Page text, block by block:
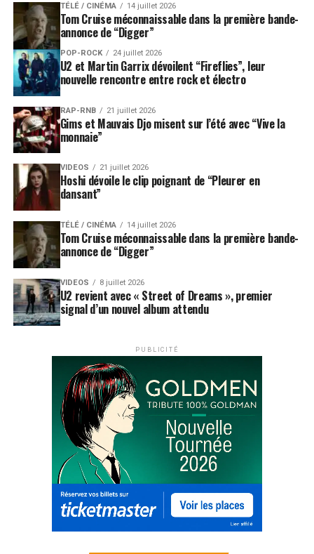
TÉLÉ / CINÉMA 14 juillet 2026
Tom Cruise méconnaissable dans la première bande-
annonce de “Digger”
POP-ROCK 24 juillet 2026
U2 et Martin Garrix dévoilent “Fireflies”, leur
nouvelle rencontre entre rock et électro
RAP-RNB 21 juillet 2026
Gims et Mauvais Djo misent sur l’été avec “Vive la
monnaie”
VIDEOS 21 juillet 2026
Hoshi dévoile le clip poignant de “Pleurer en
dansant”
TÉLÉ / CINÉMA 14 juillet 2026
Tom Cruise méconnaissable dans la première bande-
annonce de “Digger”
VIDEOS 8 juillet 2026
U2 revient avec « Street of Dreams », premier
signal d’un nouvel album attendu
PUBLICITÉ